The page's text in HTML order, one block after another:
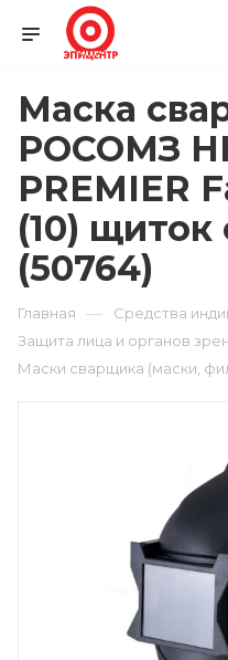
Маска
РОСОМЗ
PREMIER
(10)
(50764)
Главная — Средства
Защита лица и органов
Маски сварщика (маски,